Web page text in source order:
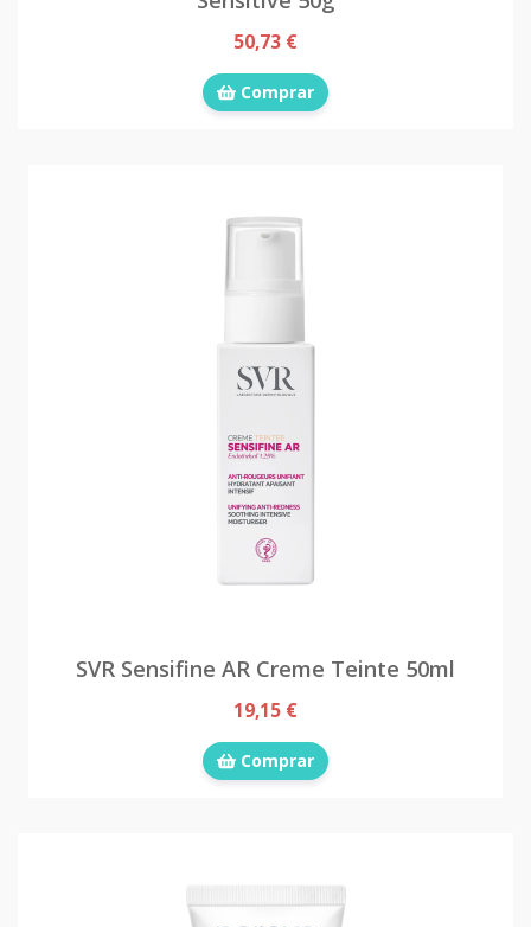
50,73 €
Comprar
SVR Sensifine AR Creme Teinte 50ml
19,15 €
Comprar